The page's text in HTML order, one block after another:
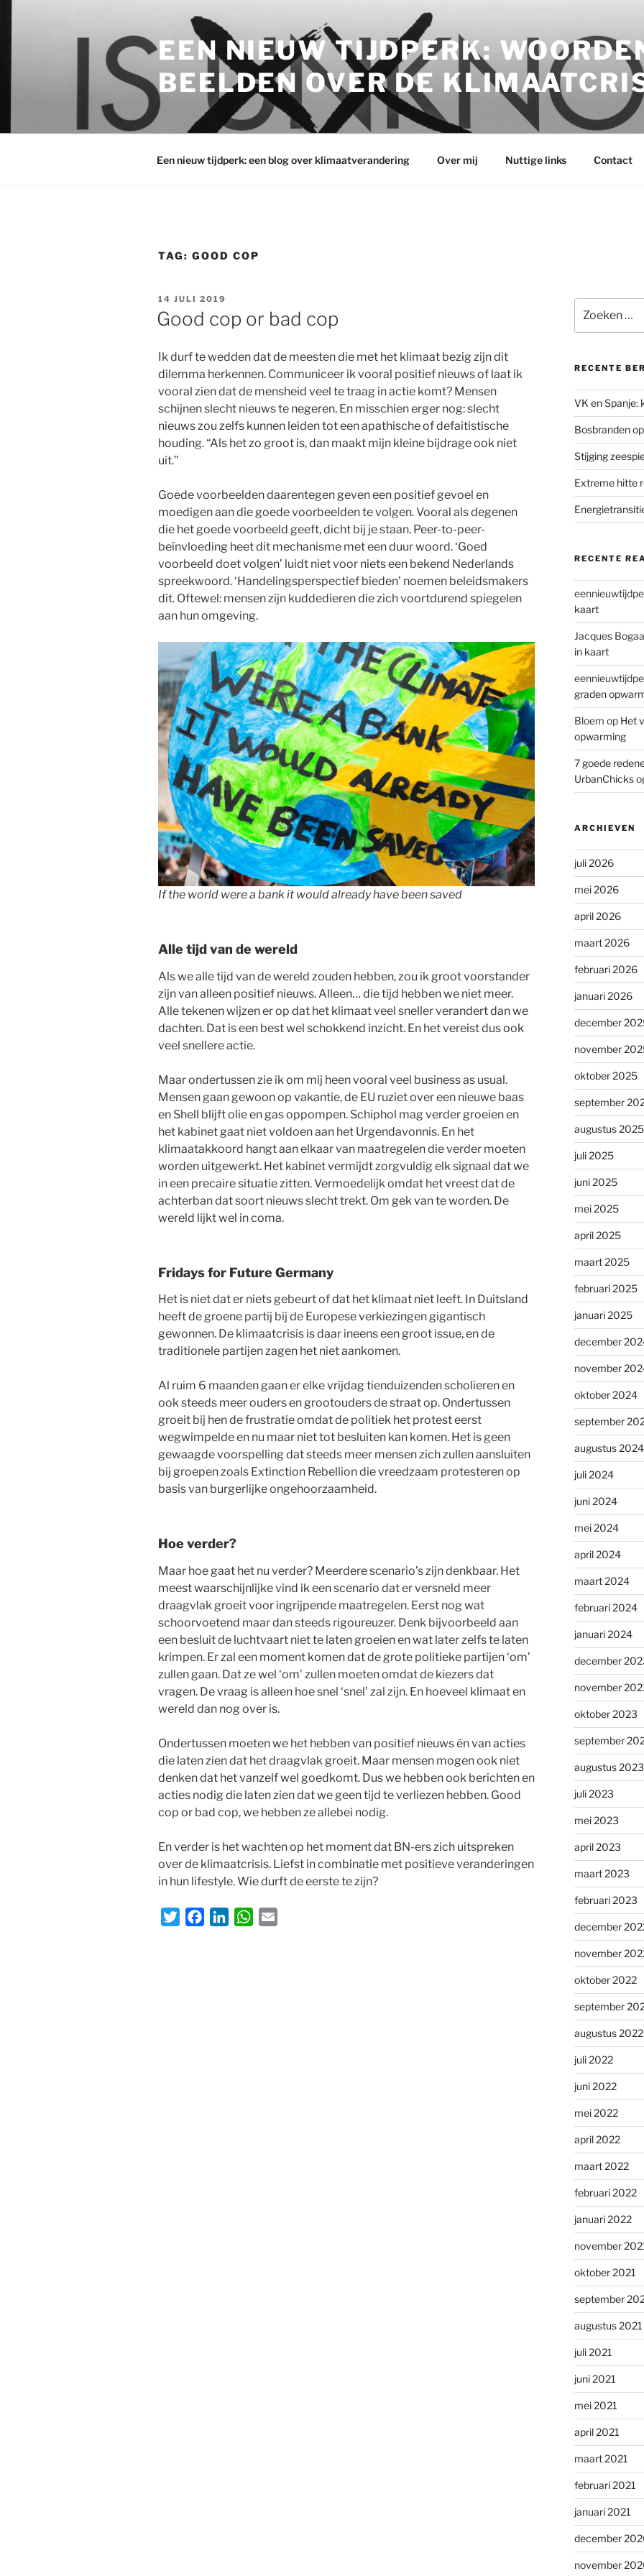
EEN NIEUW TIJDPERK:
BEELDEN OVER DE
Een nieuw tijdperk: een blog over klimaatverandering Over mij Nuttige links Contact
TAG: GOOD COP
GEPLAATST
OP
14 JULI 2019
Good cop or bad cop
Ik durf te wedden dat de meesten die met het klimaat bezig zijn dit
dilemma herkennen. Communiceer ik vooral positief nieuws of laat ik
vooral zien dat de mensheid veel te traag in actie komt? Mensen
schijnen slecht nieuws te negeren. En misschien erger nog: slecht
nieuws zou zelfs kunnen leiden tot een apathische of defaitistische
houding. “Als het zo groot is, dan maakt mijn kleine bijdrage ook niet
uit.”
Goede voorbeelden daarentegen geven een positief gevoel en
moedigen aan die goede voorbeelden te volgen. Vooral als degenen
die het goede voorbeeld geeft, dicht bij je staan. Peer-to-peer-
beïnvloeding heet dit mechanisme met een duur woord. ‘Goed
voorbeeld doet volgen’ luidt niet voor niets een bekend Nederlands
spreekwoord. ‘Handelingsperspectief bieden’ noemen beleidsmakers
dit. Oftewel: mensen zijn kuddedieren die zich voortdurend spiegelen
aan hun omgeving.
If the world were a bank it would already have been saved
Alle tijd van de wereld
Als we alle tijd van de wereld zouden hebben, zou ik groot voorstander
zijn van alleen positief nieuws. Alleen… die tijd hebben we niet meer.
Alle tekenen wijzen er op dat het klimaat veel sneller verandert dan we
dachten. Dat is een best wel schokkend inzicht. En het vereist dus ook
veel snellere actie.
Maar ondertussen zie ik om mij heen vooral veel business as usual.
Mensen gaan gewoon op vakantie, de EU ruziet over een nieuwe baas
en Shell blijft olie en gas oppompen. Schiphol mag verder groeien en
het kabinet gaat niet voldoen aan het Urgendavonnis. En het
klimaatakkoord hangt aan elkaar van maatregelen die verder moeten
worden uitgewerkt. Het kabinet vermijdt zorgvuldig elk signaal dat we
in een precaire situatie zitten. Vermoedelijk omdat het vreest dat de
achterban dat soort nieuws slecht trekt. Om gek van te worden. De
wereld lijkt wel in coma.
Fridays for Future Germany
Het is niet dat er niets gebeurt of dat het klimaat niet leeft. In Duitsland
heeft de groene partij bij de Europese verkiezingen gigantisch
gewonnen. De klimaatcrisis is daar ineens een groot issue, en de
traditionele partijen zagen het niet aankomen.
Al ruim 6 maanden gaan er elke vrijdag tienduizenden scholieren en
ook steeds meer ouders en grootouders de straat op. Ondertussen
groeit bij hen de frustratie omdat de politiek het protest eerst
wegwimpelde en nu maar niet tot besluiten kan komen. Het is geen
gewaagde voorspelling dat steeds meer mensen zich zullen aansluiten
bij groepen zoals Extinction Rebellion die vreedzaam protesteren op
basis van burgerlijke ongehoorzaamheid.
Hoe verder?
Maar hoe gaat het nu verder? Meerdere scenario’s zijn denkbaar. Het
meest waarschijnlijke vind ik een scenario dat er versneld meer
draagvlak groeit voor ingrijpende maatregelen. Eerst nog wat
schoorvoetend maar dan steeds rigoureuzer. Denk bijvoorbeeld aan
een besluit de luchtvaart niet te laten groeien en wat later zelfs te laten
krimpen. Er zal een moment komen dat de grote politieke partijen ‘om’
zullen gaan. Dat ze wel ‘om’ zullen moeten omdat de kiezers dat
vragen. De vraag is alleen hoe snel ‘snel’ zal zijn. En hoeveel klimaat en
wereld dan nog over is.
Ondertussen moeten we het hebben van positief nieuws én van acties
die laten zien dat het draagvlak groeit. Maar mensen mogen ook niet
denken dat het vanzelf wel goedkomt. Dus we hebben ook berichten en
acties nodig die laten zien dat we geen tijd te verliezen hebben. Good
cop or bad cop, we hebben ze allebei nodig.
En verder is het wachten op het moment dat BN-ers zich uitspreken
over de klimaatcrisis. Liefst in combinatie met positieve veranderingen
in hun lifestyle. Wie durft de eerste te zijn?
W
naar:
RECENTE
VK en Spanje:
Bosbranden
Stijging
Extreme hitte
RECENTE
kaart
Jacques
in kaart
graden
Bloem op Het
opwarming
7 goede
UrbanChicks
ARCHIEVEN
juli 2026
mei 2026
april 2026
maart 2026
februari 2026
januari 2026
december
november
oktober 2025
september
augustus 2025
juli 2025
juni 2025
mei 2025
april 2025
maart 2025
februari 2025
januari 2025
december
november
oktober 2024
september
augustus 2024
juli 2024
juni 2024
mei 2024
april 2024
maart 2024
februari 2024
januari 2024
december
november
oktober 2023
september
augustus 2023
juli 2023
mei 2023
april 2023
maart 2023
februari 2023
december
november
oktober 2022
september
augustus 2022
juli 2022
juni 2022
mei 2022
april 2022
maart 2022
februari 2022
januari 2022
november
oktober 2021
september
augustus 2021
juli 2021
juni 2021
mei 2021
april 2021
maart 2021
februari 2021
januari 2021
december
november